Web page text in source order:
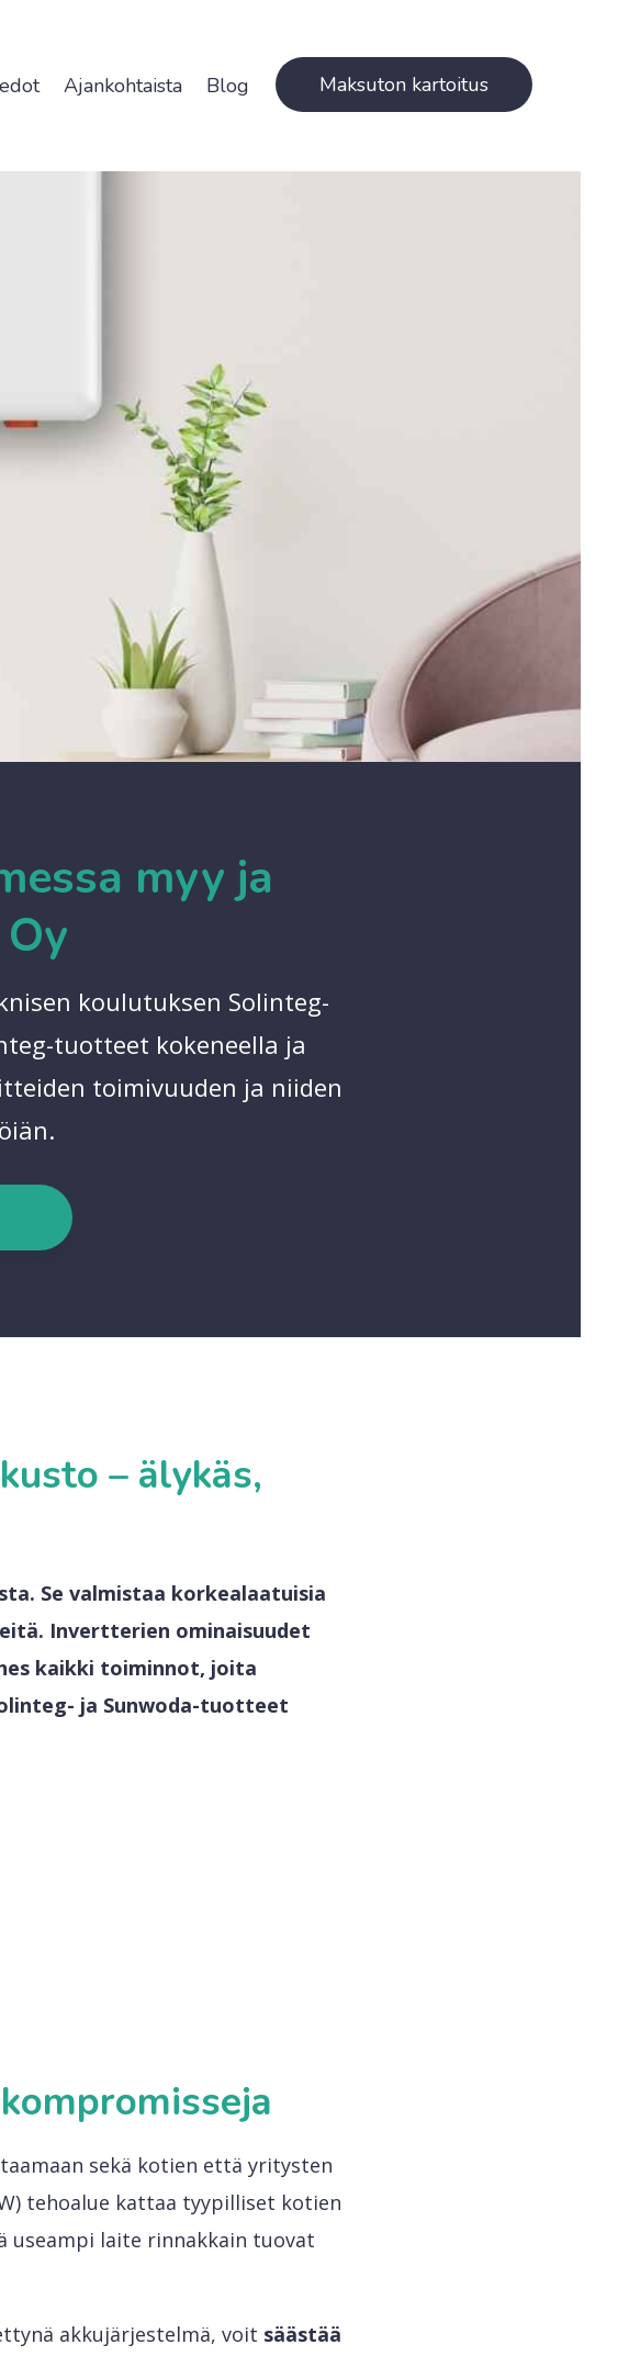
Ajankohtaista Blog Maksuton kartoitus
myy ja
koulutuksen Solinteg-
tuotteet kokeneella ja
toimivuuden ja niiden
– älykäs,
Se valmistaa korkealaatuisia
Invertterien ominaisuudet
kaikki toiminnot, joita
ja Sunwoda-tuotteet
sekä kotien että yritysten
tehoalue kattaa tyypilliset kotien
useampi laite rinnakkain tuovat
akkujärjestelmä, voit säästää